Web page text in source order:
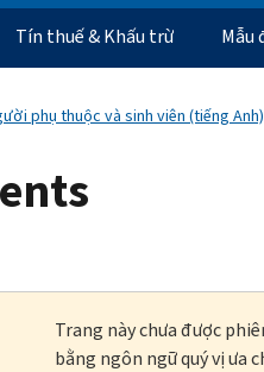
Tín thuế & Khấu trừ Mẫu
phụ thuộc và sinh viên (tiếng Anh)
Trang này chưa được
bằng ngôn ngữ quý vị ưa